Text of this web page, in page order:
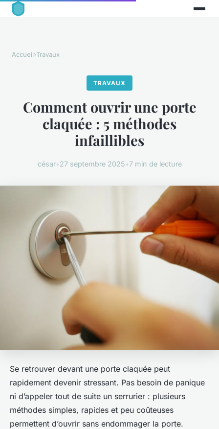
Accueil›Travaux
TRAVAUX
Comment ouvrir une porte
claquée : 5 méthodes
infaillibles
césar•27 septembre 2025•7 min de lecture
Se retrouver devant une porte claquée peut
rapidement devenir stressant. Pas besoin de panique
ni d’appeler tout de suite un serrurier : plusieurs
méthodes simples, rapides et peu coûteuses
permettent d’ouvrir sans endommager la porte.